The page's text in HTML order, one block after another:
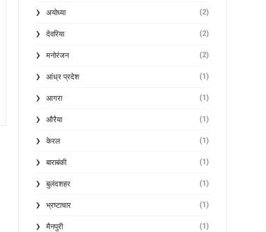
अयोध्या (2)
देवरिया (2)
मनोरंजन (2)
आंध्र प्रदेश (1)
आगरा (1)
औरैया (1)
केरल (1)
बाराबंकी (1)
बुलंदशहर (1)
भ्रष्टाचार (1)
मैनपुरी (1)